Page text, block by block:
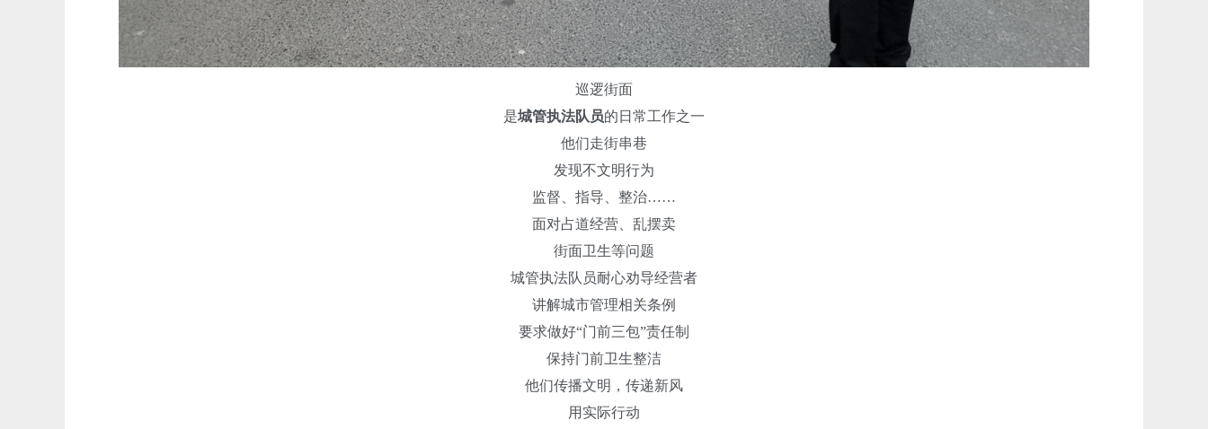
巡逻街面
是城管执法队员的日常工作之一
他们走街串巷
发现不文明行为
监督、指导、整治……
面对占道经营、乱摆卖
街面卫生等问题
城管执法队员耐心劝导经营者
讲解城市管理相关条例
要求做好“门前三包”责任制
保持门前卫生整洁
他们传播文明，传递新风
用实际行动